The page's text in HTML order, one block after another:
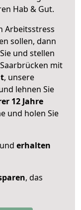
Hab & Gut.
Arbeitsstress
sollen, dann
und stellen
mit
, unsere
lehnen Sie
12 Jahre
und holen Sie
erhalten
, das